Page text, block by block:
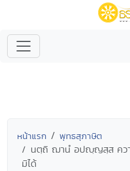
หน้าแรก พุทธสุภาษิต
นตฺถิ ฌานํ อปญฺญสฺส คว
มิได้